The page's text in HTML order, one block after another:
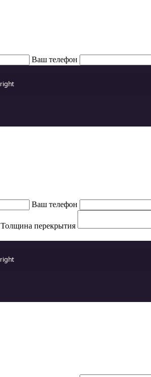
Ваш телефон
Ваш телефон
Толщина перекрытия